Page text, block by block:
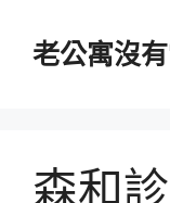
老公寓沒
森和